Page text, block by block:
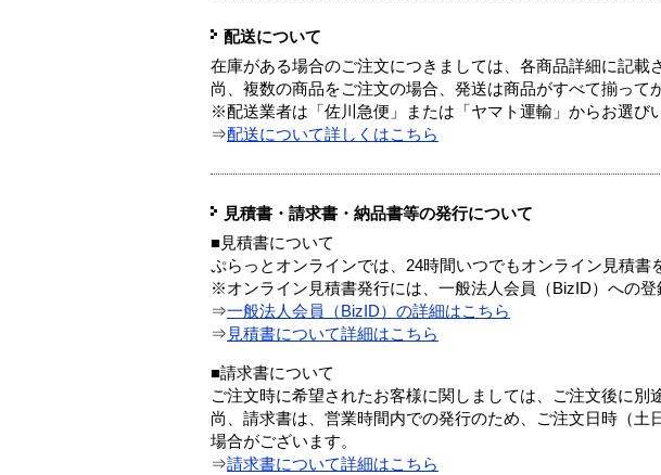
配送について
在庫がある場合のご注文につきましては、各商品詳細に記載
尚、複数の商品をご注文の場合、発送は商品がすべて揃って
※配送業者は「佐川急便」または「ヤマト運輸」からお選び
⇒配送について詳しくはこちら
見積書・請求書・納品書等の発行について
■見積書について
ぷらっとオンラインでは、24時間いつでもオンライン見積書
※オンライン見積書発行には、一般法人会員（BizID）への登
⇒一般法人会員（BizID）の詳細はこちら
⇒ 見積書について詳細はこちら
■請求書について
ご注文時に希望されたお客様に関しましては、ご注文後に別
尚、請求書は、営業時間内での発行のため、ご注文日時（
場合がございます。
⇒請求書について詳細はこちら